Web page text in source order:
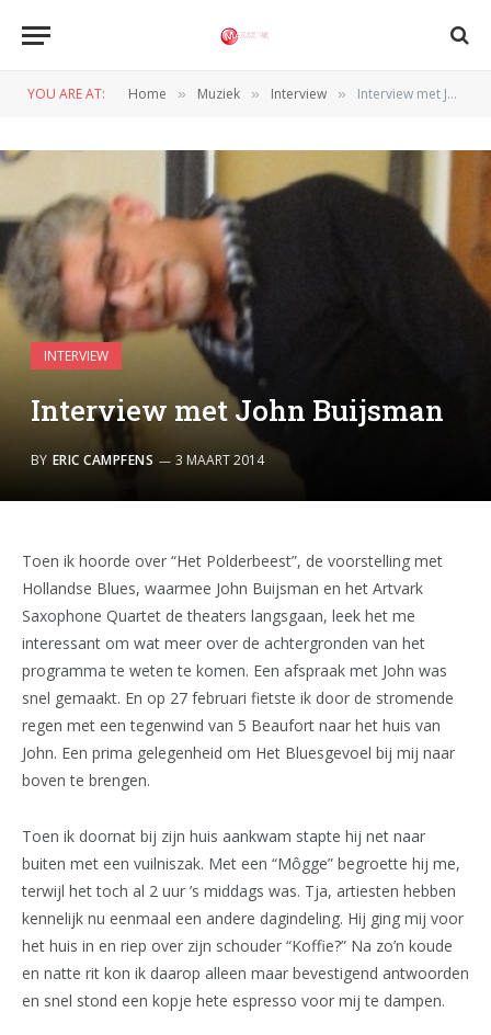
YOU ARE AT: Home » Muziek » Interview » Interview met John Buijsman
INTERVIEW
Interview met John Buijsman
BY ERIC CAMPFENS 3 MAART 2014
Toen ik hoorde over “Het Polderbeest”, de voorstelling met
Hollandse Blues, waarmee John Buijsman en het Artvark
Saxophone Quartet de theaters langsgaan, leek het me
interessant om wat meer over de achtergronden van het
programma te weten te komen. Een afspraak met John was
snel gemaakt. En op 27 februari fietste ik door de stromende
regen met een tegenwind van 5 Beaufort naar het huis van
John. Een prima gelegenheid om Het Bluesgevoel bij mij naar
boven te brengen.
Toen ik doornat bij zijn huis aankwam stapte hij net naar
buiten met een vuilniszak. Met een “Môgge” begroette hij me,
terwijl het toch al 2 uur ’s middags was. Tja, artiesten hebben
kennelijk nu eenmaal een andere dagindeling. Hij ging mij voor
het huis in en riep over zijn schouder “Koffie?” Na zo’n koude
en natte rit kon ik daarop alleen maar bevestigend antwoorden
en snel stond een kopje hete espresso voor mij te dampen.